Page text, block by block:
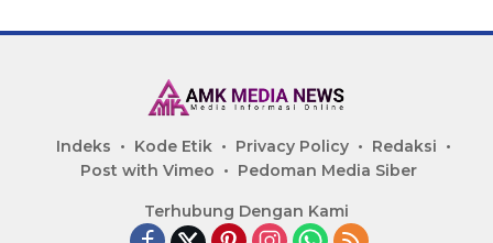
Indeks Kode Etik Privacy Policy
Redaksi
Post with Vimeo
Pedoman Media Siber
Terhubung Dengan Kami